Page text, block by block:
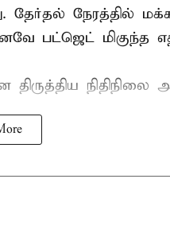
தேர்தல் நேரத்தில்
பட்ஜெட் மிகுந்த
நிதிநிலை